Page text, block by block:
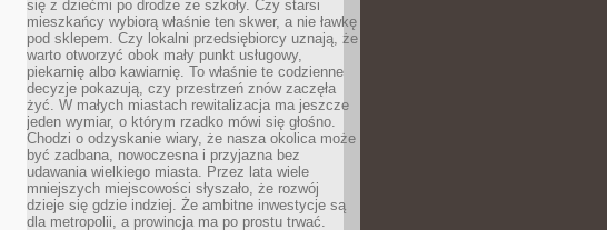
się z dziećmi po drodze ze szkoły. Czy starsi
mieszkańcy wybiorą właśnie ten skwer, a nie ławkę
pod sklepem. Czy lokalni przedsiębiorcy uznają, że
warto otworzyć obok mały punkt usługowy,
piekarnię albo kawiarnię. To właśnie te codzienne
decyzje pokazują, czy przestrzeń znów zaczęła
żyć. W małych miastach rewitalizacja ma jeszcze
jeden wymiar, o którym rzadko mówi się głośno.
Chodzi o odzyskanie wiary, że nasza okolica może
być zadbana, nowoczesna i przyjazna bez
udawania wielkiego miasta. Przez lata wiele
mniejszych miejscowości słyszało, że rozwój
dzieje się gdzie indziej. Że ambitne inwestycje są
dla metropolii, a prowincja ma po prostu trwać.